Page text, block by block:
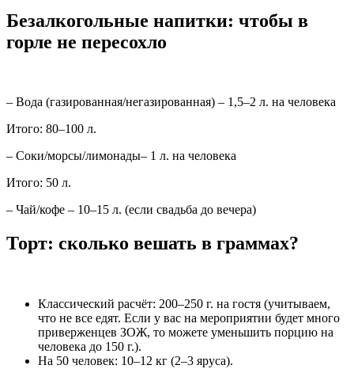
Безалкогольные напитки: чтобы в
горле не пересохло
– Вода (газированная/негазированная) – 1,5–2 л. на человека
Итого: 80–100 л.
– Соки/морсы/лимонады– 1 л. на человека
Итого: 50 л.
– Чай/кофе – 10–15 л. (если свадьба до вечера)
Торт: сколько вешать в граммах?
Классический расчёт: 200–250 г. на гостя (учитываем,
что не все едят. Если у вас на мероприятии будет много
приверженцев ЗОЖ, то можете уменьшить порцию на
человека до 150 г.).
На 50 человек: 10–12 кг (2–3 яруса).